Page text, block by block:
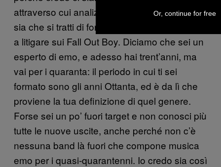
attraverso cui analizzare scene e comunità,
sia che si tratti di forum che di persone pronte
a litigare sui Fall Out Boy. Diciamo che sei un
esperto di emo, e adesso hai trent’anni, ma
vai per i quaranta: il periodo in cui ti sei
formato sono gli anni Ottanta, ed è da lì che
proviene la tua definizione di quel genere.
Forse sei un po’ fuori target e non conosci più
tutte le nuove uscite, anche perché non c’è
nessuna band là fuori che compone musica
emo per i quasi-quarantenni. Io credo sia così
Or, continue for free